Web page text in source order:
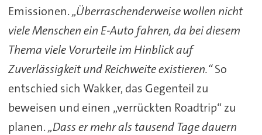
Emissionen.„Überraschenderweise wollen nicht
viele Menschen ein E-Auto fahren, da bei diesem
Thema viele Vorurteile im Hinblick auf
Zuverlässigkeit und Reichweite existieren.“So
entschied sich Wakker, das Gegenteil zu
beweisen und einen „verrückten Roadtrip“ zu
planen.„Dass er mehr als tausend Tage dauern